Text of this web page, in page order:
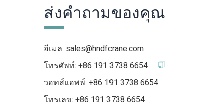
ส่งคำถามของคุณ
อีเมล: sales@hndfcrane.com
โทรศัพท์: +86 191 3738 6654
วอทส์แอพพ์: +86 191 3738 6654
โทรเลข: +86 191 3738 6654